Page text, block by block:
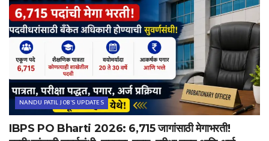
NANDU PATIL JOB'S UPDATES
IBPS PO Bharti 2026: 6,715 जागांसाठी मेगाभरती!